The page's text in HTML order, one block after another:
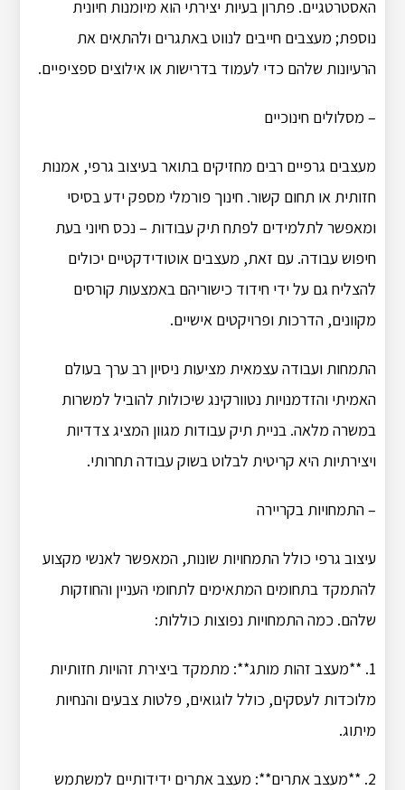
האסטרטגיים. פתרון בעיות יצירתי הוא מיומנות חיונית
נוספת; מעצבים חייבים לנווט באתגרים ולהתאים את
הרעיונות שלהם כדי לעמוד בדרישות או אילוצים ספציפיים.
– מסלולים חינוכיים
מעצבים גרפיים רבים מחזיקים בתואר בעיצוב גרפי, אמנות
חזותית או תחום קשור. חינוך פורמלי מספק ידע בסיסי
ומאפשר לתלמידים לפתח תיק עבודות – נכס חיוני בעת
חיפוש עבודה. עם זאת, מעצבים אוטודידקטיים יכולים
להצליח גם על ידי חידוד כישוריהם באמצעות קורסים
מקוונים, הדרכות ופרויקטים אישיים.
התמחות ועבודה עצמאית מציעות ניסיון רב ערך בעולם
האמיתי והזדמנויות נטוורקינג שיכולות להוביל למשרות
במשרה מלאה. בניית תיק עבודות מגוון המציג צדדיות
ויצירתיות היא קריטית לבלוט בשוק עבודה תחרותי.
– התמחויות בקריירה
עיצוב גרפי כולל התמחויות שונות, המאפשר לאנשי מקצוע
להתמקד בתחומים המתאימים לתחומי העניין והחוזקות
שלהם. כמה התמחויות נפוצות כוללות:
1. **מעצב זהות מותג**: מתמקד ביצירת זהויות חזותיות
מלוכדות לעסקים, כולל לוגואים, פלטות צבעים והנחיות
מיתוג.
2. **מעצב אתרים**: מעצב אתרים ידידותיים למשתמש